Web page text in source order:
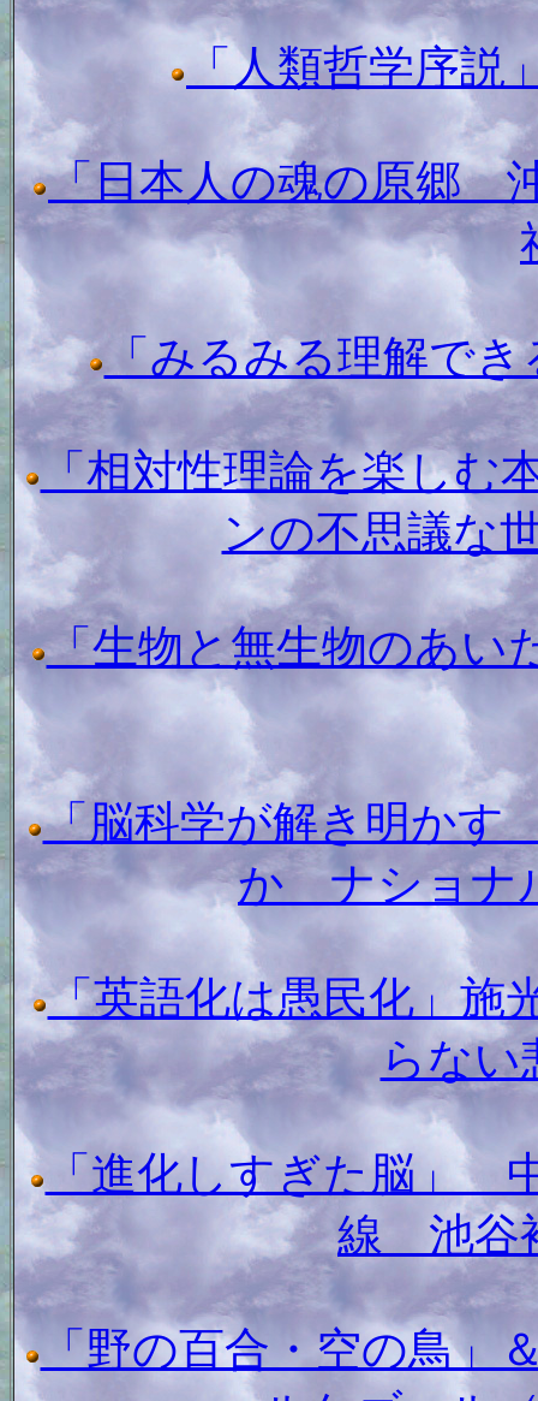
「人類哲学序
「日本人の魂の原郷
「みるみる理解で
「相対性理論を楽し
ンの不思議な
「生物と無生物のあ
「脳科学が解き明か
か ナショナ
「英語化は愚民化」
らない
「進化しすぎた脳」
線 池谷
「野の百合・空の鳥」